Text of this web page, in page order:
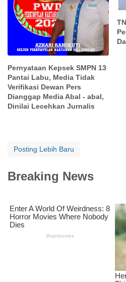
Pernyataan Kepsek SMPN 13
Pantai Labu, Media Tidak
Verifikasi Dewan Pers
Dianggap Media Abal - abal,
Dinilai Lecehkan Jurnalis
Posting Lebih Baru
Breaking News